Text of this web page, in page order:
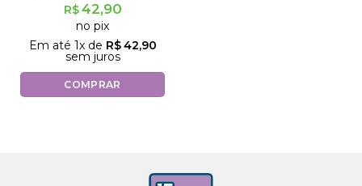
R$42,90
no pix
Em até 1x de R$42,90
sem juros
COMPRAR